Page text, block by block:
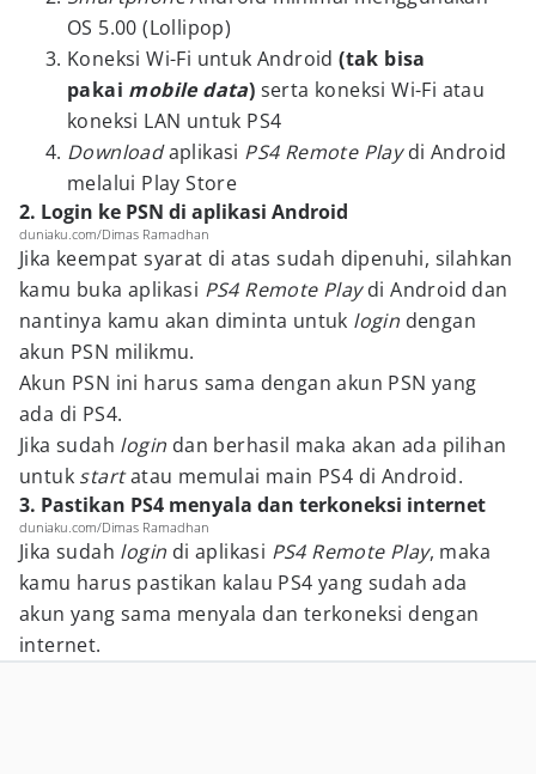
OS 5.00 (Lollipop)
Koneksi Wi-Fi untuk Android(tak bisa
pakai mobile data) serta koneksi Wi-Fi atau
koneksi LAN untuk PS4
Downloadaplikasi PS4 Remote Playdi Android
melalui Play Store
2. Login ke PSN di aplikasi Android
duniaku.com/Dimas Ramadhan
Jika keempat syarat di atas sudah dipenuhi, silahkan
kamu buka aplikasi PS4 Remote Playdi Android dan
nantinya kamu akan diminta untuk login dengan
akun PSN milikmu.
Akun PSN ini harus sama dengan akun PSN yang
ada di PS4.
Jika sudah login dan berhasil maka akan ada pilihan
untuk startatau memulai main PS4 di Android.
3. Pastikan PS4 menyala dan terkoneksi internet
duniaku.com/Dimas Ramadhan
Jika sudah login di aplikasi PS4 Remote Play, maka
kamu harus pastikan kalau PS4 yang sudah ada
akun yang sama menyala dan terkoneksi dengan
internet.